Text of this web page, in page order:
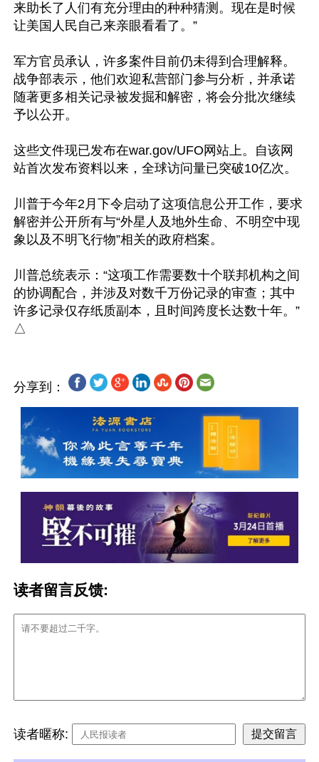
来助长了人们有充分理由的种种猜测。现在是时候
让美国人民自己来亲眼看看了。”
军方官员承认，许多案件目前仍未得到合理解释。
战争部表示，他们欢迎私营部门参与分析，并承诺
随著更多相关记录被发掘和解密，将会分批次继续
予以公开。
这些文件现已发布在war.gov/UFO网站上。自该网
站首次发布资料以来，全球访问量已突破10亿次。
川普于今年2月下令启动了这项信息公开工作，要求
解密并公开所有与“外星人及地外生命、不明空中现
象以及不明飞行物”相关的政府档案。
川普总统表示：“这项工作需要数十个联邦机构之间
的协调配合，并涉及对数千万份记录的审查；其中
许多记录仅存纸质副本，且时间跨度长达数十年。”
分享到：
读者留言反馈:
读者暱称: